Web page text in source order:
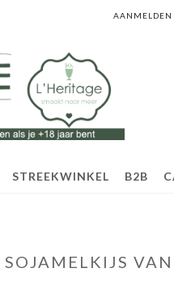
AANMELDEN
STREEKWINKEL B2B
SOJAMELKIJS